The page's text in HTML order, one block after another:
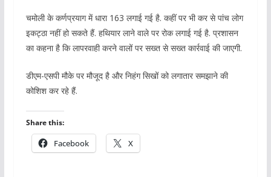
चमोली के कर्णप्रयाग में धारा 163 लगाई गई है. कहीं पर भी कर से पांच लोग
इकट्ठा नहीं हो सकते हैं. हथियार लाने वाले पर रोक लगाई गई है. प्रशासन
का कहना है कि लापरवाही करने वालों पर सख्त से सख्त कार्रवाई की जाएगी.
डीएम-एसपी मौके पर मौजूद है और निहंग सिखों को लगातार समझाने की
कोशिश कर रहे हैं.
Share this:
Facebook X